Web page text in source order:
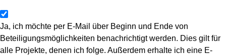
Ja, ich möchte per E-Mail über Beginn und Ende von
Beteiligungsmöglichkeiten benachrichtigt werden. Dies gilt für
alle Projekte, denen ich folge. Außerdem erhalte ich eine E-